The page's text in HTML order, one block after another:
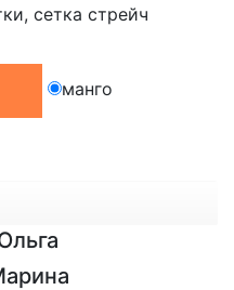
сетка стрейч
манго